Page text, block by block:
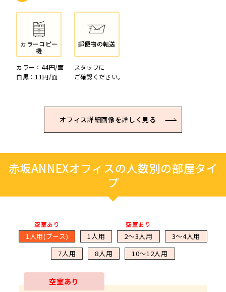
カラーコピー
機
カラー：44円/面
白黒：11円/面
郵便物の転送
スタッフに
ご確認ください。
オフィス詳細画像を詳しく見る
赤坂ANNEXオフィスの人数別の部屋タイ
プ
空室あり
1人用(ブース) 1人用
空室あり
2～3人用
3～4人用
7人用
8人用 10～12人用
空室あり
空室あり